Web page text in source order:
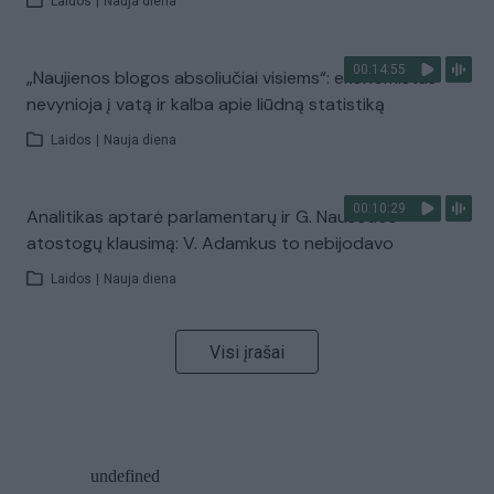
00:14:55
„Naujienos blogos absoliučiai visiems“: ekonomistas
nevynioja į vatą ir kalba apie liūdną statistiką
Laidos Nauja diena
00:10:29
Analitikas aptarė parlamentarų ir G. Nausėdos
atostogų klausimą: V. Adamkus to nebijodavo
Laidos Nauja diena
Visi įrašai